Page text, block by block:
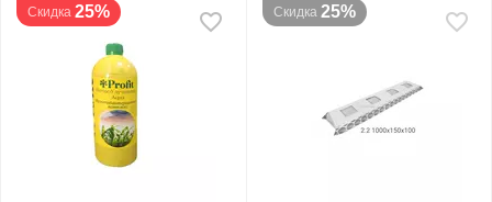
Скидка 25% Скидка 25%